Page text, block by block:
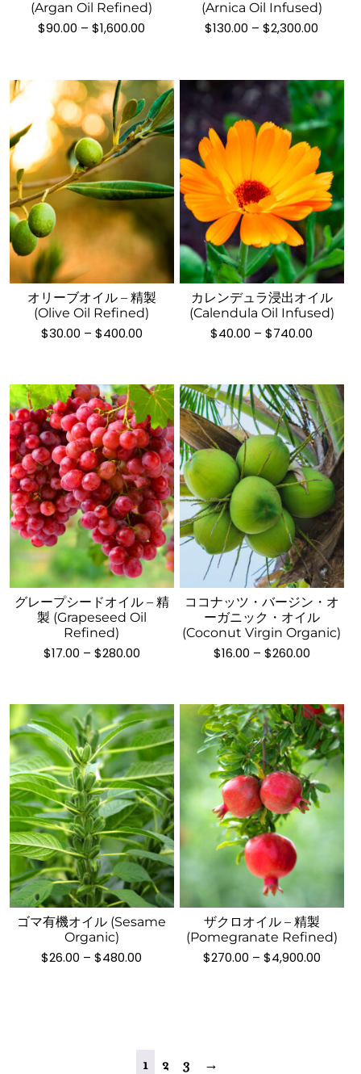
ま
き
ま
オ
プ
ン
は
商
品
ペ
ー
ジ
か
ら
択
で
き
ま
プ
ン
は
商
品
ペ
ー
ジ
か
ら
選
択
で
き
ま
(Argan Oil Refined)
$90.00 –$1,600.00
–
$1,600.00
は
複
バ
リ
エ
ー
シ
ョ
ン
が
あ
ま
す。
オ
プ
ョ
ン
は
商
品
ペ
ー
ジ
か
ら
選
択
で
き
ま
(Arnica Oil Infused)
$130.00 –$2,300.00
–
は
複
バ
エ
ー
シ
ョ
ン
が
あ
り
ま
す。
オ
プ
ョ
ン
は
商
品
ペ
ー
ジ
か
ら
選
択
で
き
ま
オリーブオイル – 精製
(Olive Oil Refined)
$30.00 – $400.00価
–
$400.00
こ
の
に
は
複
バ
リ
エ
ー
シ
ョ
ン
が
あ
り
ま
す。
オ
プ
ン
は
商
品
ペ
ー
ジ
か
ら
選
択
で
き
ま
カレンデュラ浸出オイル
(Calendula Oil Infused)
$40.00 –$740.00
–
$740.00
こ
の
商
品
に
は
複
バ
リ
エ
ー
シ
ョ
ン
が
あ
り
ま
す。
オ
プ
ン
は
商
品
ペ
ー
ジ
か
ら
選
択
で
き
ま
グレープシードオイル – 精
製 (Grapeseed Oil
Refined)
$17.00 – $280.00価
–
$280.00
こ
の
商
品
に
は
複
バ
リ
エ
ー
シ
ョ
ン
が
あ
り
ま
す。
オ
プ
ココナッツ・バージン・オ
ーガニック・オイル
(Coconut Virgin Organic)
$16.00 – $260.00価
–
$260.00
こ
の
商
品
に
は
複
バ
リ
エ
ー
シ
ョ
ン
が
あ
り
ま
す。
オ
プ
ゴマ有機オイル (Sesame
Organic)
$26.00 –$480.00
こ
の
商
品
に
は
複
ザクロオイル – 精製
(Pomegranate Refined)
$270.00 – $4,900.00価
こ
の
商
品
に
は
複
1 2 3 →